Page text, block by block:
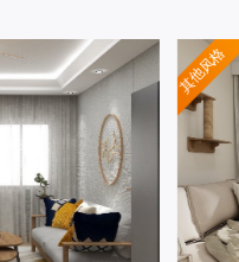
其他风格